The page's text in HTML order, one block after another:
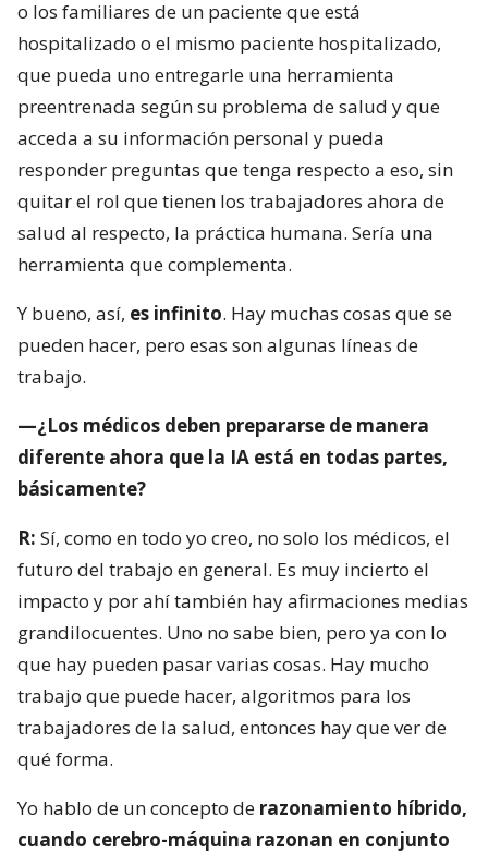
o los familiares de un paciente que está
hospitalizado o el mismo paciente hospitalizado,
que pueda uno entregarle una herramienta
preentrenada según su problema de salud y que
acceda a su información personal y pueda
responder preguntas que tenga respecto a eso, sin
quitar el rol que tienen los trabajadores ahora de
salud al respecto, la práctica humana. Sería una
herramienta que complementa.
Y bueno, así, es infinito. Hay muchas cosas que se
pueden hacer, pero esas son algunas líneas de
trabajo.
—¿Los médicos deben prepararse de manera
diferente ahora que la IA está en todas partes,
básicamente?
R: Sí, como en todo yo creo, no solo los médicos, el
futuro del trabajo en general. Es muy incierto el
impacto y por ahí también hay afirmaciones medias
grandilocuentes. Uno no sabe bien, pero ya con lo
que hay pueden pasar varias cosas. Hay mucho
trabajo que puede hacer, algoritmos para los
trabajadores de la salud, entonces hay que ver de
qué forma.
Yo hablo de un concepto de razonamiento híbrido,
cuando cerebro-máquina razonan en conjunto